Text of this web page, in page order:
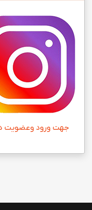
جهت ورود وعضویت